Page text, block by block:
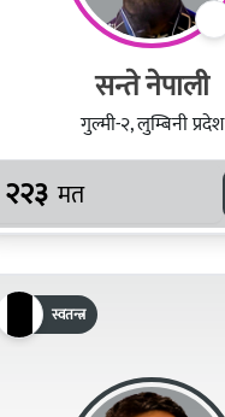
सन्ते नेपाली
गुल्मी-२, लुम्बिनी प्रदेश
२२३ मत
स्वतन्त्र